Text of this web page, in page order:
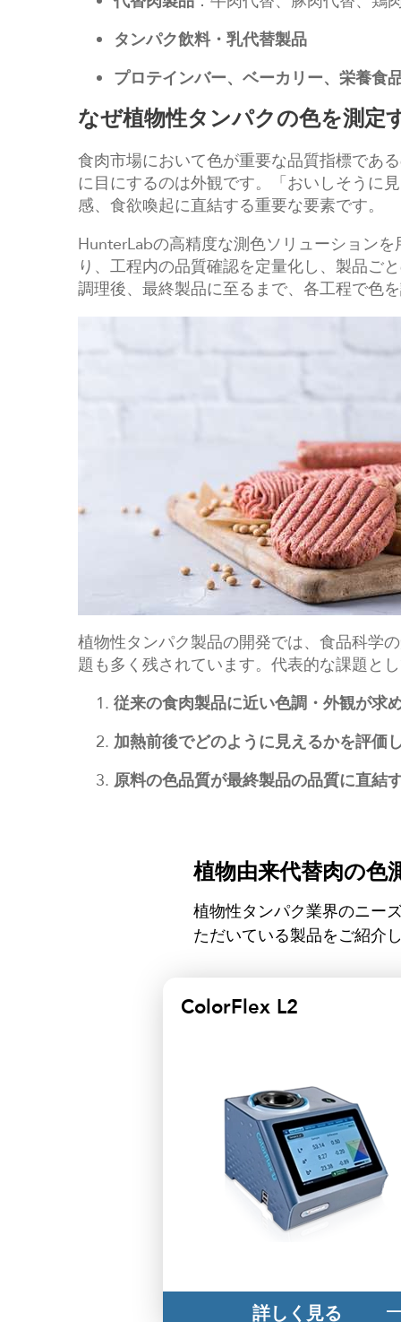
タンパク飲料・乳代替製品
プロテインバー、ベーカリー、栄養食
なぜ植物性タンパクの色を測定
食肉市場において色が重要な品質指標であ
に目にするのは外観です。「おいしそうに
感、食欲喚起に直結する重要な要素です。
HunterLabの高精度な測色ソリューション
り、工程内の品質確認を定量化し、製品ご
調理後、最終製品に至るまで、各工程で色
植物性タンパク製品の開発では、食品科学
題も多く残されています。代表的な課題と
従来の食肉製品に近い色調・外観が求
加熱前後でどのように見えるかを評価
原料の色品質が最終製品の品質に直結
植物由来代替肉の色
植物性タンパク業界のニー
ただいている製品をご紹介
ColorFlex L2
詳しく見る